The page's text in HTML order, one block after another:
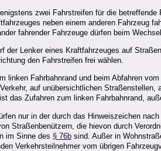
zwei Fahrstreifen für die
neben einem anderen Fahrzeug
fahrender Fahrzeuge dürfen beim
der Lenker eines Kraftfahrzeuges auf
den Fahrstreifen frei wählen.
linken Fahrbahnrand und beim Abfahren
auf unübersichtlichen
das Zufahren zum linken Fahrbahnrand,
nur in der durch das Hinweiszeichen nach
Straßenbenützern, die hievon durch
im Sinne des § 76b sind. Außer in
Verkehrsteilnehmer vom übrigen